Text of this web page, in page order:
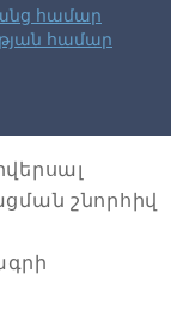
համար
համար
շնորհիվ